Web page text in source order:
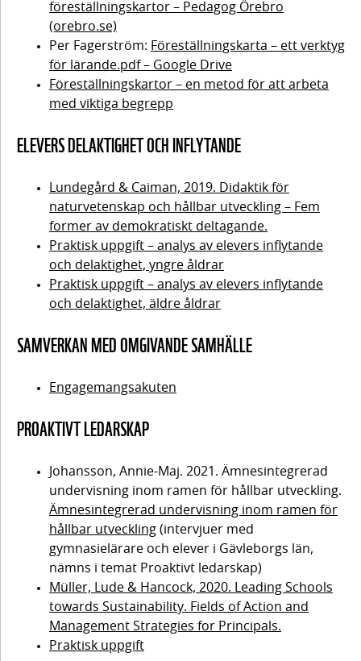
Handlingskompetens
och Whole School
Approach – greppa
hela skolan
utifrån ditt
Reflektionsfrågor
hållbarhetsföreläsning
att använda
stuprör
Reflektionsfråga
föreläsningen
Samtal
praktiker
Reflektionsfrågor
föreställningskartor
helhetsidén
inflytande
– att utgå
från de
Forskarföreläsning
– fem former för
deltagande
Reflektionsfrågor
föreläsningen
forskare
praktiker
Praktisk
uppgift –
En ros för
elevernas
delaktighet
inflytande
Samverkan
med
omgivande
samhälle –
att arbeta
med
autentiska
frågor
Innehåll
Forskarföreläsning
expeditionsfartyg
Reflektionsfrågor
Proaktivt
ledarskap
– att
kultur
föreställningskartor – Pedagog Örebro
(orebro.se)
Per Fagerström: Föreställningskarta – ett verktyg
för lärande.pdf – Google Drive
Föreställningskartor – en metod för att arbeta
med viktiga begrepp
ELEVERS DELAKTIGHET OCH INFLYTANDE
Lundegård & Caiman, 2019. Didaktik för
naturvetenskap och hållbar utveckling – Fem
former av demokratiskt deltagande.
Praktisk uppgift – analys av elevers inflytande
och delaktighet, yngre åldrar
Praktisk uppgift – analys av elevers inflytande
och delaktighet, äldre åldrar
SAMVERKAN MED OMGIVANDE SAMHÄLLE
Engagemangsakuten
PROAKTIVT LEDARSKAP
Johansson, Annie-Maj. 2021. Ämnesintegrerad
undervisning inom ramen för hållbar utveckling.
Ämnesintegrerad undervisning inom ramen för
hållbar utveckling (intervjuer med
gymnasielärare och elever i Gävleborgs län,
nämns i temat Proaktivt ledarskap)
Müller, Lude & Hancock, 2020. Leading Schools
towards Sustainability. Fields of Action and
Management Strategies for Principals.
Praktisk uppgift